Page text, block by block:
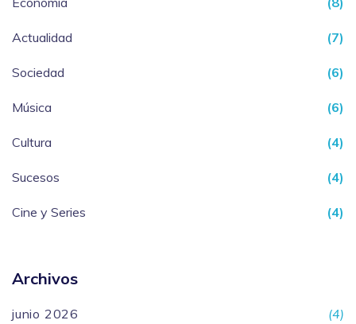
Actualidad (7)
Sociedad (6)
Música (6)
Cultura (4)
Sucesos (4)
Cine y Series (4)
Archivos
junio 2026 (4)